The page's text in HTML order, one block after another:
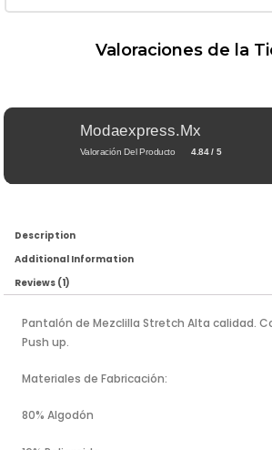
Description
Additional Information
Reviews (1)
Pantalón de Mezclilla Stretch Alta calidad.
Push up.
Materiales de Fabricación:
80% Algodón
Valoraciones de la
Modaexpress.mx
Valoración Del Producto 4.84 / 5